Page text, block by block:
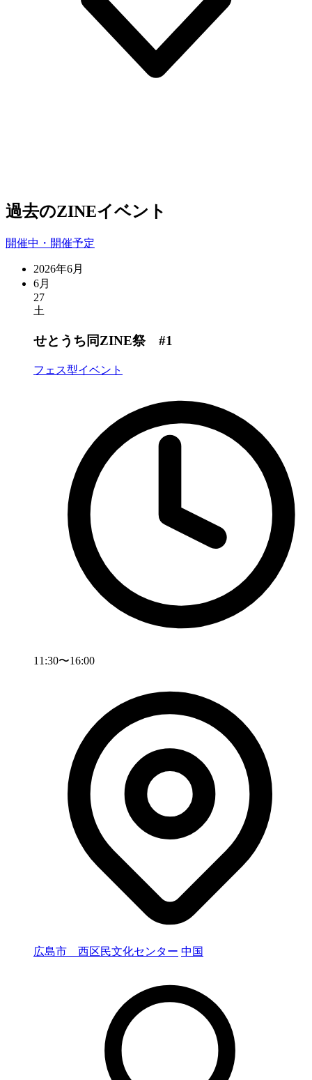
過去のZINEイベント
開催中・開催予定
2026年6月
6月
27
土
せとうち同ZINE祭 #1
フェス型イベント
11:30〜16:00
広島市 西区民文化センター 中国